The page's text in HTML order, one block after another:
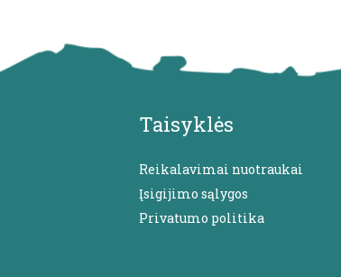
Taisyklės
Reikalavimai nuotraukai
Įsigijimo sąlygos
Privatumo politika